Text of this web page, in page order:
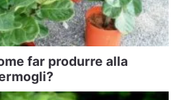
far produrre alla